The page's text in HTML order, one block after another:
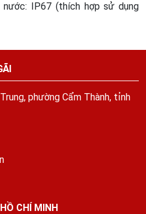
nước: IP67 (thích hợp sử dụng
phường Cẩm Thành, tỉnh
CHÍ MINH